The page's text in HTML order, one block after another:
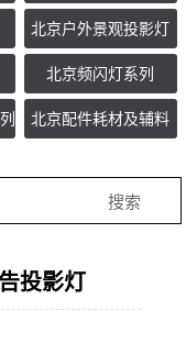
北京户外景观投影灯
北京频闪灯系列
北京配件耗材及辅料
投影灯